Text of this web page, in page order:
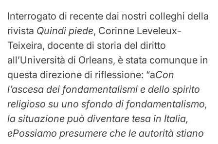
Interrogato di recente dai nostri colleghi della
rivista Quindi piede, Corinne Leveleux-
Teixeira, docente di storia del diritto
all’Università di Orleans, è stata comunque in
questa direzione di riflessione: “aCon
l’ascesa dei fondamentalismi e dello spirito
religioso su uno sfondo di fondamentalismo,
la situazione può diventare tesa in Italia,
ePossiamo presumere che le autorità stiano